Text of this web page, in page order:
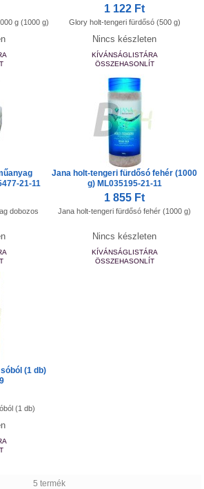
g (1000 g)
1 122 Ft
Glory holt-tengeri fürdősó (500 g)
Nincs készleten
KÍVÁNSÁGLISTÁRA
ÖSSZEHASONLÍT
21-11
dobozos
Jana holt-tengeri fürdősó fehér (1000
g) ML035195-21-11
1 855 Ft
Jana holt-tengeri fürdősó fehér (1000 g)
Nincs készleten
KÍVÁNSÁGLISTÁRA
ÖSSZEHASONLÍT
(1 db)
(1 db)
5 termék